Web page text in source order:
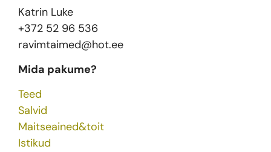
Katrin Luke
+372 52 96 536
ravimtaimed@hot.ee
Mida pakume?
Teed
Salvid
Maitseained&toit
Istikud